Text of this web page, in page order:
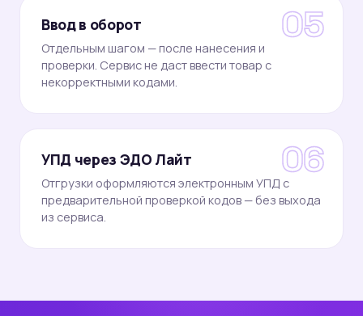
5
Ввод в оборот
Отдельным шагом — после нанесения и
проверки. Сервис не даст ввести товар с
некорректными кодами.
6
УПД через ЭДО Лайт
Отгрузки оформляются электронным УПД с
предварительной проверкой кодов — без выхода
из сервиса.